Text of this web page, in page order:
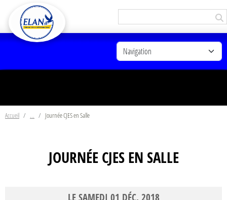
Accueil Journée CJES en Salle
JOURNÉE CJES EN SALLE
Panneau de gestion des cookies